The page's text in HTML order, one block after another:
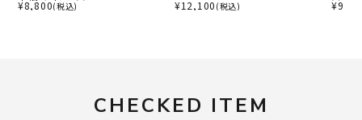
¥8,800(税込) ¥12,100 (税込) ¥
CHECKED ITEM